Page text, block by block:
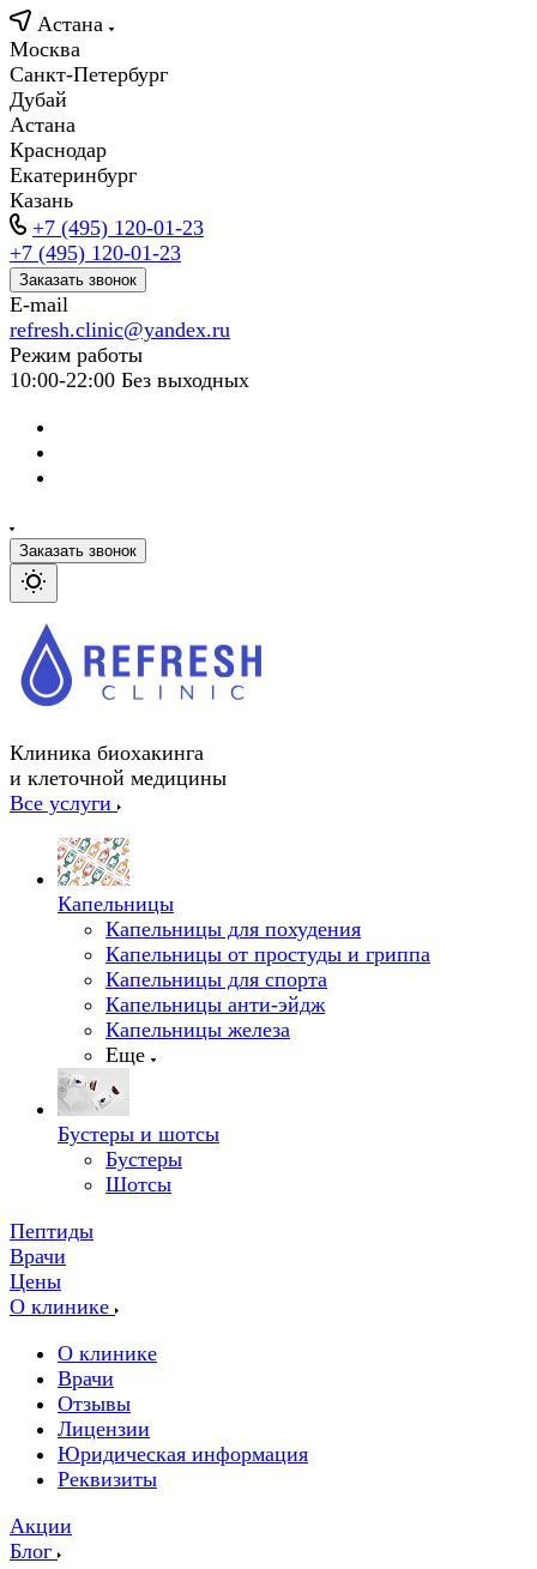
Астана
Москва
Санкт-Петербург
Дубай
Астана
Краснодар
Екатеринбург
Казань
+7 (495) 120-01-23
+7 (495) 120-01-23
Заказать звонок
E-mail
refresh.clinic@yandex.ru
Режим работы
10:00-22:00 Без выходных
Заказать звонок
Клиника биохакинга
и клеточной медицины
Все услуги
Капельницы
Капельницы для похудения
Капельницы от простуды и гриппа
Капельницы для спорта
Капельницы анти-эйдж
Капельницы железа
Еще
Бустеры и шотсы
Бустеры
Шотсы
Пептиды
Врачи
Цены
О клинике
О клинике
Врачи
Отзывы
Лицензии
Юридическая информация
Реквизиты
Акции
Блог